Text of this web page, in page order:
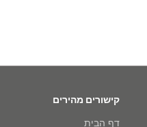
קישורים מהירים
דף הבית